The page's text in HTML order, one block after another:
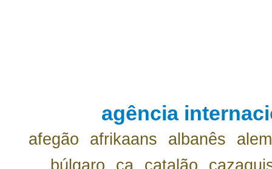
agência
afegão afrikaans albanês
búlgaro
ca catalão